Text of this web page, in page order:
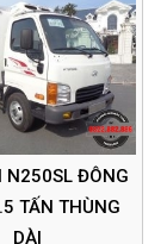
N250SL ĐÔNG
TẤN THÙNG
DÀI